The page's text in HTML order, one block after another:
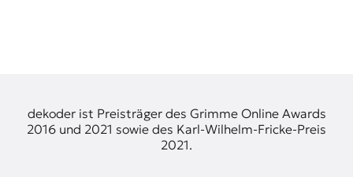
dekoder ist Preisträger des Grimme Online Awards
2016 und 2021 sowie des Karl-Wilhelm-Fricke-Preis
2021.